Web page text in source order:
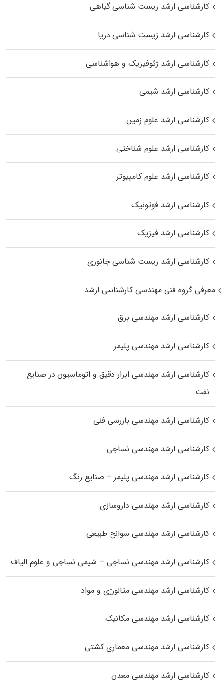
کارشناسی ارشد زیست‌ شناسی گیاهی
کارشناسی ارشد زیست‌ شناسی دریا
کارشناسی ارشد ژئوفیزیک و هواشناسی
کارشناسی ارشد شیمی
کارشناسی ارشد علوم زمین
کارشناسی ارشد علوم شناختی
کارشناسی ارشد علوم کامپیوتر
کارشناسی ارشد فوتونیک
کارشناسی ارشد فیزیک
کارشناسی ارشد زیست‌ شناسی جانوری
معرفی گروه فنی مهندسی کارشناسی ارشد
کارشناسی ارشد مهندسی برق
کارشناسی ارشد مهندسی پلیمر
کارشناسی ارشد مهندسی ابزار دقیق و اتوماسیون در صنایع
نفت
کارشناسی ارشد مهندسی بازرسی فنی
کارشناسی ارشد مهندسی نساجی
کارشناسی ارشد مهندسی پلیمر – صنایع رنگ
کارشناسی ارشد مهندسی داروسازی
کارشناسی ارشد مهندسی سوانح طبیعی
کارشناسی ارشد مهندسی نساجی – شیمی نساجی و علوم الیاف
کارشناسی ارشد مهندسی متالورژی و مواد
کارشناسی ارشد مهندسی مکانیک
کارشناسی ارشد مهندسی معماری کشتی
کارشناسی ارشد مهندسی معدن